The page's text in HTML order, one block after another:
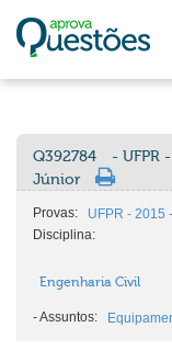
Q392784
- UFPR
Júnior
Provas:
UFPR - 2015
Disciplina:
Engenharia Civil
-Assuntos: